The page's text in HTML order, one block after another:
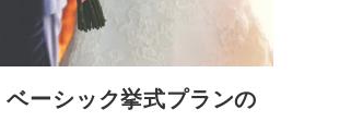
ベーシック挙式プランの